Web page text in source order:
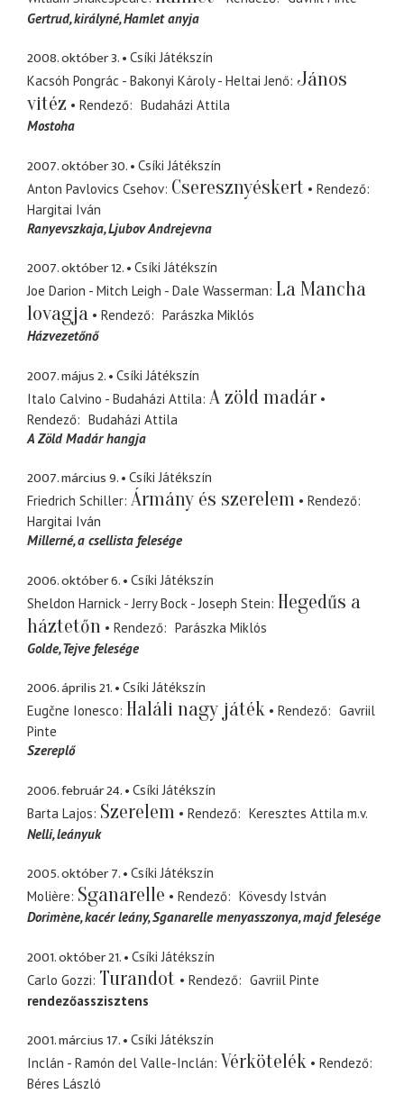
Gertrud királyné, Hamlet anyja
2008. október 3.
Csíki Játékszín
Kacsóh Pongrác - Bakonyi Károly - Heltai Jenő János
vitéz
Rendező
Budaházi Attila
Mostoha
2007. október 30.
Csíki Játékszín
Anton Pavlovics Csehov Cseresznyéskert
Rendező
Hargitai Iván
Ranyevszkaja, Ljubov Andrejevna
2007. október 12.
Csíki Játékszín
Joe Darion - Mitch Leigh - Dale Wasserman La Mancha
lovagja
Rendező
Parászka Miklós
Házvezetőnő
2007. május 2.
Csíki Játékszín
Italo Calvino - Budaházi Attila A zöld madár
Rendező
Budaházi Attila
A Zöld Madár hangja
2007. március 9.
Csíki Játékszín
Friedrich Schiller Ármány és szerelem
Rendező
Hargitai Iván
Millerné a csellista felesége
2006. október 6.
Csíki Játékszín
Sheldon Harnick - Jerry Bock - Joseph Stein Hegedűs a
háztetőn
Rendező
Parászka Miklós
Golde Tejve felesége
2006. április 21.
Csíki Játékszín
Eugčne Ionesco Haláli nagy játék Rendező
Gavriil
Pinte
Szereplő
2006. február 24.
Csíki Játékszín
Barta Lajos Szerelem Rendező Keresztes Attila m.v.
Nelli leányuk
2005. október 7.
Csíki Játékszín
Molière Sganarelle Rendező
Kövesdy István
Dorimène kacér leány, Sganarelle menyasszonya, majd felesége
2001. október 21.
Csíki Játékszín
Carlo Gozzi Turandot Rendező
Gavriil Pinte
rendezőasszisztens
2001. március 17.
Csíki Játékszín
Inclán - Ramón del Valle-Inclán Vérkötelék
Rendező
Béres László